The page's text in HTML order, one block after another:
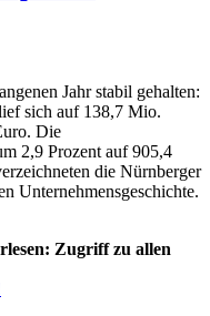
Jahr stabil gehalten:
sich auf 138,7 Mio.
Die
2,9 Prozent auf 905,4
die Nürnberger
Unternehmensgeschichte.
Zugriff zu allen